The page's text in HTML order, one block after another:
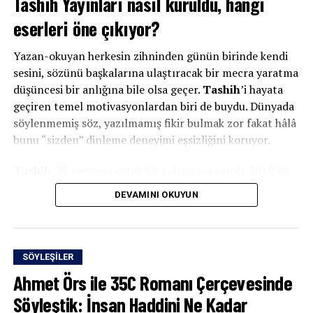
eserleri öne çıkıyor?
Yazan-okuyan herkesin zihninden günün birinde kendi
sesini, sözünü başkalarına ulaştıracak bir mecra yaratma
düşüncesi bir anlığına bile olsa geçer. Tashih’i hayata
geçiren temel motivasyonlardan biri de buydu. Dünyada
söylenmemiş söz, yazılmamış fikir bulmak zor fakat hâlâ
bunu “sizden” dinleme deneyimi eşsizliğini koruyor.
yayımlananNasihat ile Bozgunculuk Arasında Muhalefet
adlı kitap, aslında Tashih’in bir tür yayın manifestosunu
kitap, kavramın tarihsel serüvenine ve bugüne uzanan
pratik sonuçlarına odaklanıyordu.
Muhalefetkitabı, bir bakımaTashih’in perspektifini
DEVAMINI OKUYUN
SÖYLEŞILER
Ahmet Örs ile 35C Romanı Çerçevesinde
Söyleştik: İnsan Haddini Ne Kadar